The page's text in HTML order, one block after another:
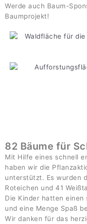
Werde auch Baum-
Baumprojekt!
82 Bäume für
Mit Hilfe eines schnell
haben wir die
unterstützt. Es wurden
Roteichen und 41
Die Kinder hatten einen
und eine Menge Spaß
Wir danken für das